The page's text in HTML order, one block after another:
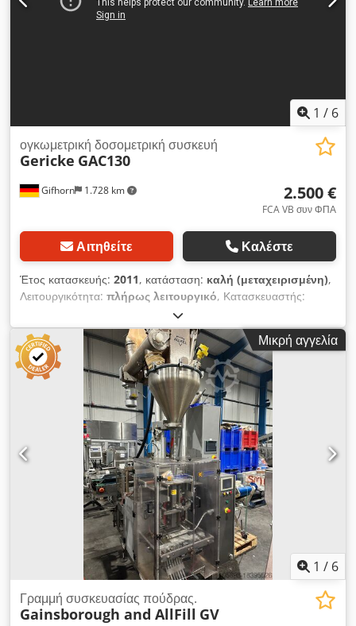
1 / 6
Gifhorn 1.728 km
ογκωμετρική δοσομετρική συσκευή
Gericke GAC130
2.500 €
FCA VB συν ΦΠΑ
Αιτηθείτε Καλέστε
Έτος κατασκευής: 2011, κατάσταση: καλή (μεταχειρισμένη),
Λειτουργικότητα: πλήρως λειτουργικό, Κατασκευαστής:
Gericke Μοντέλο: GAC130 Έτος κατασκευής: περ. 2011
Αριθμός μηχανής: άγνωστος Τύπος: Ογκομετρική δοστική
συσκευή Κατασκευή από ανοξείδωτο χάλυβα (κατάλληλη για
τρόφιμα) Ρύθμιση ταχύτητας μέσω μετατροπέα συχνότητας
Dodpeyz U Swsfx Aitsck Τελευταία χρήση: γάλα σε σκόνη
Κατάσταση: μεταχειρισμένο, πλήρως λειτουργικό (ελεγμένο στο
εργαστήριο) Περιγραφή: Η σειρά GAC ξεχωρίζει για τον
σχεδιασμό της, όπου ο ενσωματωτής και ο μεταφορικός
κοχλίας είναι ομοαξονικά ευθυγραμμισμένοι. Έτσι, μπορούν να
μεταφέρονται με ακρίβεια και αξιοπιστία ακόμη και οι σκόνες με
τις πιο δύσκολες ροϊκές ιδιότητες. Οι μεταφορείς GAC είναι
ιδιαίτερα κατάλληλοι για απαιτητικές εφαρμογές, π.χ. στη
χημική και βιομηχανία ορυκτών.
Μικρή αγγελία
1 / 6
Γραμμή συσκευασίας πούδρας.
Gainsborough and AllFill GV